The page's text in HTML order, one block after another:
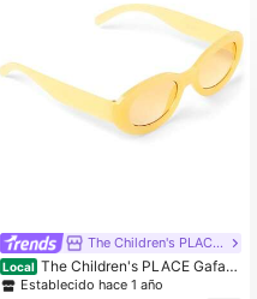
The Children's PLACE Flagship Store
Local The Children's PLACE Gafas
de sol ovaladas para niñas
Establecido hace 1 año